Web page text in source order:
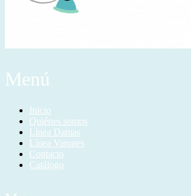
Menú
Inicio
Quiénes somos
Línea Damas
Línea Varones
Contacto
Catálogo